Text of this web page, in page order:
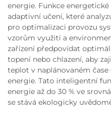
energie. Funkce
adaptivní učení, které
pro optimalizaci provozu
vzorům využití a
zařízení předpovídat
topení nebo chlazení, aby
teplot v naplánovaném
energie. Tato inteligentní
energie až do 30 % ve
se stává ekologicky